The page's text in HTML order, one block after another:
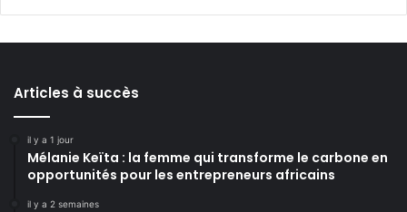
Articles à succès
il y a 1 jour
Mélanie Keïta : la femme qui transforme le carbone en
opportunités pour les entrepreneurs africains
il y a 2 semaines